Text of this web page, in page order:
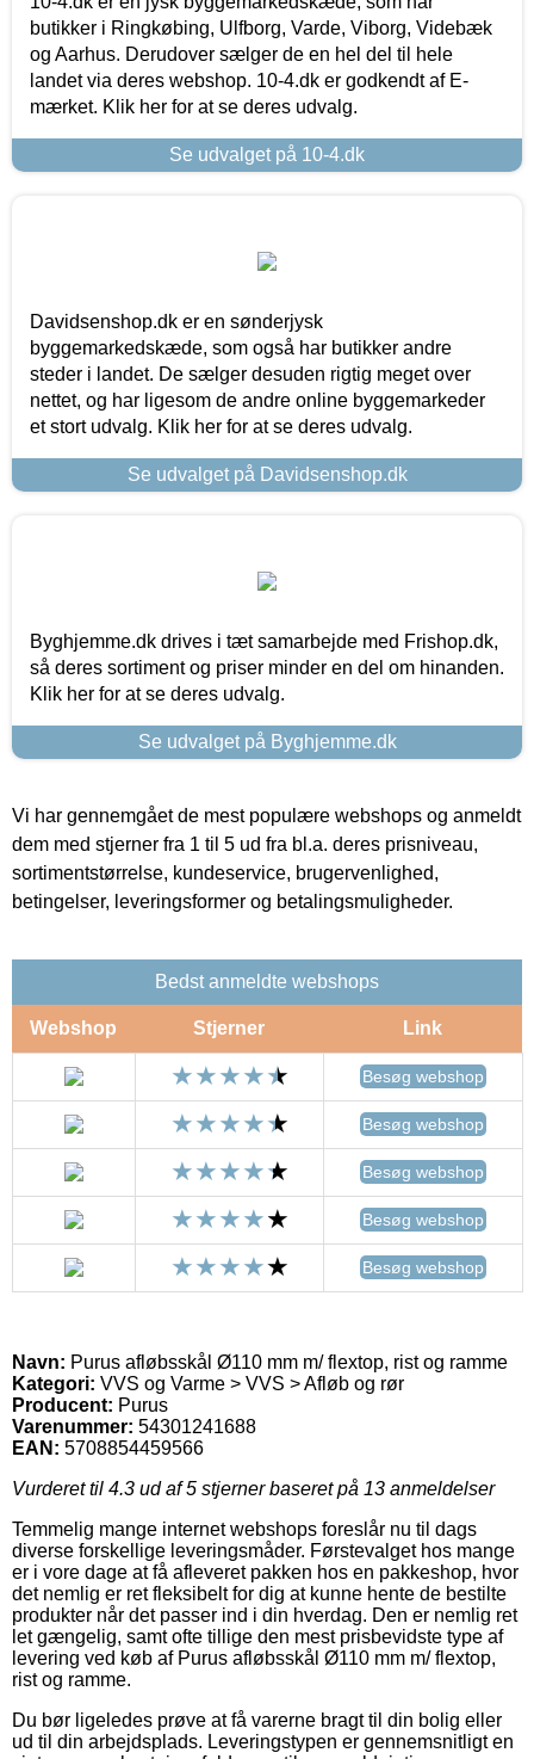
butikker i Ringkøbing, Ulfborg, Varde, Viborg, Videbæk
og Aarhus. Derudover sælger de en hel del til hele
landet via deres webshop. 10-4.dk er godkendt af E-
mærket. Klik her for at se deres udvalg.
Se udvalget på 10-4.dk
Davidsenshop.dk er en sønderjysk
byggemarkedskæde, som også har butikker andre
steder i landet. De sælger desuden rigtig meget over
nettet, og har ligesom de andre online byggemarkeder
et stort udvalg. Klik her for at se deres udvalg.
Se udvalget på Davidsenshop.dk
Byghjemme.dk drives i tæt samarbejde med Frishop.dk,
så deres sortiment og priser minder en del om hinanden.
Klik her for at se deres udvalg.
Se udvalget på Byghjemme.dk
Vi har gennemgået de mest populære webshops og anmeldt
dem med stjerner fra 1 til 5 ud fra bl.a. deres prisniveau,
sortimentstørrelse, kundeservice, brugervenlighed,
betingelser, leveringsformer og betalingsmuligheder.
Bedst anmeldte webshops
Webshop Stjerner Link
Besøg webshop
Besøg webshop
Besøg webshop
Besøg webshop
Besøg webshop
Navn: Purus afløbsskål Ø110 mm m/ flextop, rist og ramme
Kategori: VVS og Varme > VVS > Afløb og rør
Producent: Purus
Varenummer: 54301241688
EAN: 5708854459566
Vurderet til 4.3 ud af 5 stjerner baseret på 13 anmeldelser
Temmelig mange internet webshops foreslår nu til dags
diverse forskellige leveringsmåder. Førstevalget hos mange
er i vore dage at få afleveret pakken hos en pakkeshop, hvor
det nemlig er ret fleksibelt for dig at kunne hente de bestilte
produkter når det passer ind i din hverdag. Den er nemlig ret
let gængelig, samt ofte tillige den mest prisbevidste type af
levering ved køb af Purus afløbsskål Ø110 mm m/ flextop,
rist og ramme.
Du bør ligeledes prøve at få varerne bragt til din bolig eller
ud til din arbejdsplads. Leveringstypen er gennemsnitligt en